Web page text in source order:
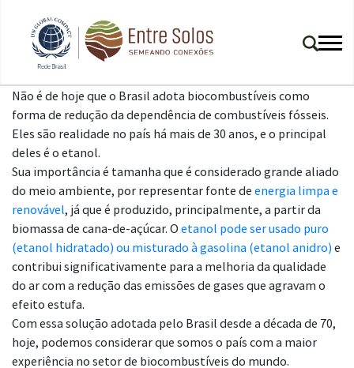
Não é de hoje que o Brasil adota biocombustíveis como
forma de redução da dependência de combustíveis fósseis.
Eles são realidade no país há mais de 30 anos, e o principal
deles é o etanol.
Sua importância é tamanha que é considerado grande aliado
do meio ambiente, por representar fonte de energia limpa e
renovável, já que é produzido, principalmente, a partir da
biomassa de cana-de-açúcar. O etanol pode ser usado puro
(etanol hidratado) ou misturado à gasolina (etanol anidro) e
contribui significativamente para a melhoria da qualidade
do ar com a redução das emissões de gases que agravam o
efeito estufa.
Com essa solução adotada pelo Brasil desde a década de 70,
hoje, podemos considerar que somos o país com a maior
experiência no setor de biocombustíveis do mundo.